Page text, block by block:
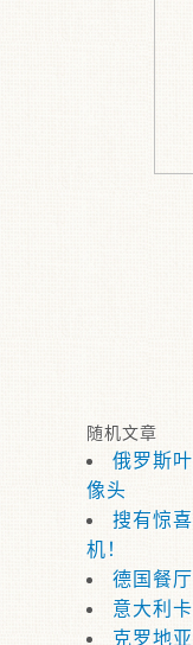
随机文章
俄罗斯
像头
搜有惊
机！
德国餐
意大利
克罗地